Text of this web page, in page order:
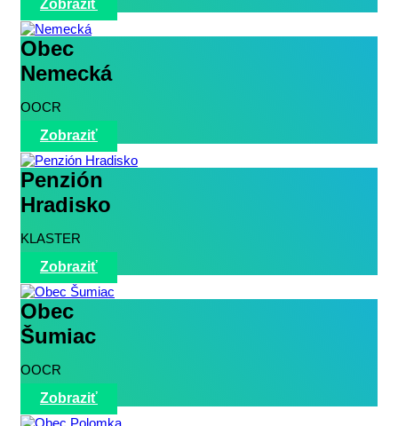
Zobraziť
Obec
Nemecká
OOCR
Zobraziť
Penzión
Hradisko
KLASTER
Zobraziť
Obec
Šumiac
OOCR
Zobraziť